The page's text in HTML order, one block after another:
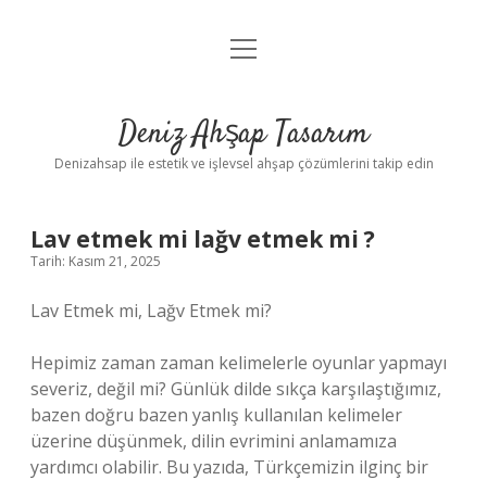
Anasayfa
Yasal Uyarı
menüyü
Deniz Ahşap Tasarım
Denizahsap ile estetik ve işlevsel ahşap çözümlerini takip edin
Lav etmek mi lağv etmek mi ?
Tarih: Kasım 21, 2025
Lav Etmek mi, Lağv Etmek mi?
Hepimiz zaman zaman kelimelerle oyunlar yapmayı
severiz, değil mi? Günlük dilde sıkça karşılaştığımız,
bazen doğru bazen yanlış kullanılan kelimeler
üzerine düşünmek, dilin evrimini anlamamıza
yardımcı olabilir. Bu yazıda, Türkçemizin ilginç bir